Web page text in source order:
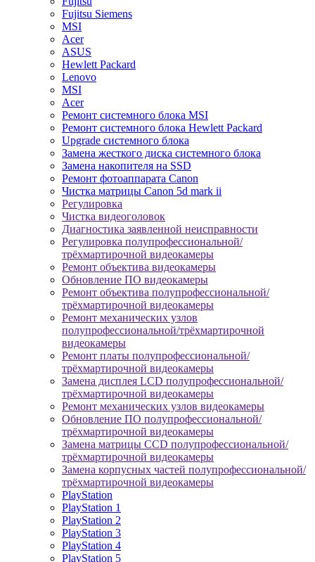
Fujitsu Siemens
MSI
Acer
ASUS
Hewlett Packard
Lenovo
MSI
Acer
Ремонт системного блока MSI
Ремонт системного блока Hewlett Packard
Upgrade системного блока
Замена жесткого диска системного блока
Замена накопителя на SSD
Ремонт фотоаппарата Canon
Чистка матрицы Canon 5d mark ii
Регулировка
Чистка видеоголовок
Диагностика заявленной неисправности
Регулировка полупрофессиональной/
трёхмартирочной видеокамеры
Ремонт объектива видеокамеры
Обновление ПО видеокамеры
Ремонт объектива полупрофессиональной/
трёхмартирочной видеокамеры
Ремонт механических узлов
полупрофессиональной/трёхмартирочной
видеокамеры
Ремонт платы полупрофессиональной/
трёхмартирочной видеокамеры
Замена дисплея LCD полупрофессиональной/
трёхмартирочной видеокамеры
Ремонт механических узлов видеокамеры
Обновление ПО полупрофессиональной/
трёхмартирочной видеокамеры
Замена матрицы CCD полупрофессиональной/
трёхмартирочной видеокамеры
Замена корпусных частей полупрофессиональной/
трёхмартирочной видеокамеры
PlayStation
PlayStation 1
PlayStation 2
PlayStation 3
PlayStation 4
PlayStation 5